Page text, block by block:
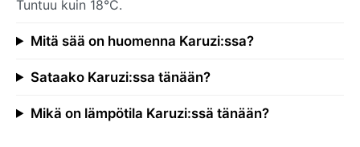
Tuntuu kuin 18°C.
Mitä sää on huomenna Karuzi:ssa?
Sataako Karuzi:ssa tänään?
Mikä on lämpötila Karuzi:ssä tänään?